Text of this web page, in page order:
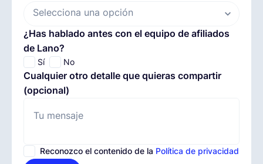
Selecciona una opción
¿Has hablado antes con el equipo de afiliados
de Lano?
Sí No
Cualquier otro detalle que quieras compartir
(opcional)
Reconozco el contenido de la Política de privacidad